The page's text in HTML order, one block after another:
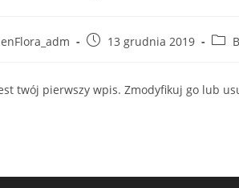
Post 13 grudnia 2019
Post
twój pierwszy wpis. Zmodyfikuj go lub